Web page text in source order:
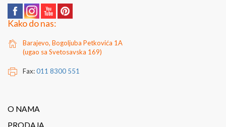
Kako do nas:
Barajevo, Bogoljuba Petkovića 1A
(ugao sa Svetosavska 169)
Fax:011 8300 551
O NAMA
PRODAJA